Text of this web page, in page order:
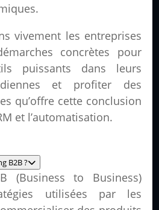
vivement les entreprises
concrètes pour
puissants dans leurs
et profiter des
qu’offre cette conclusion
et l’automatisation.
B2B ?
(Business to Business)
utilisées par les